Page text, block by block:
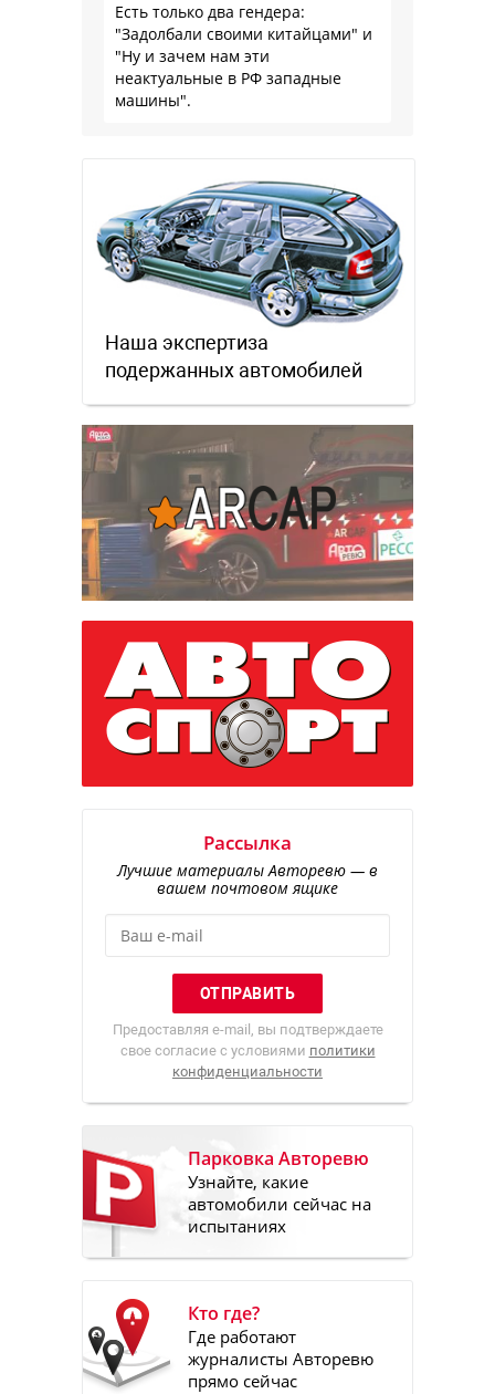
Есть только два гендера:
"Задолбали своими китайцами" и
"Ну и зачем нам эти
неактуальные в РФ западные
машины".
Наша экспертиза
подержанных автомобилей
Рассылка
Лучшие материалы Авторевю — в
вашем почтовом ящике
Предоставляя e-mail, вы подтверждаете
свое согласие с условиями политики
конфиденциальности
Парковка Авторевю
Узнайте, какие
автомобили сейчас на
испытаниях
Кто где?
Где работают
журналисты Авторевю
прямо сейчас